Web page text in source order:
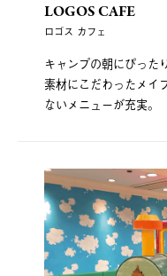
LOGOS CAFE
ロゴス カフェ
キャンプの朝にぴった
素材にこだわったメイ
ないメニューが充実。